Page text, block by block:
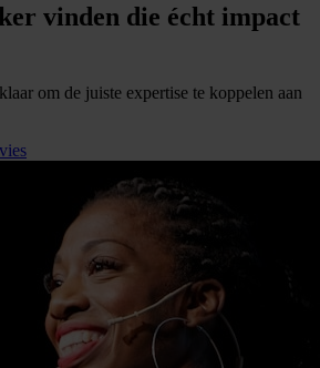
vinden die écht impact
om de juiste expertise te koppelen aan